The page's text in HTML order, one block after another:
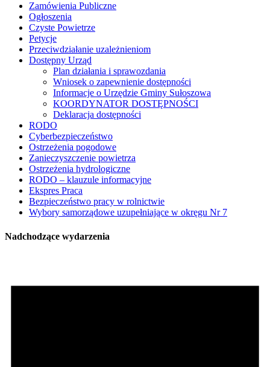
Zamówienia Publiczne
Ogłoszenia
Czyste Powietrze
Petycje
Przeciwdziałanie uzależnieniom
Dostępny Urząd
Plan działania i sprawozdania
Wniosek o zapewnienie dostępności
Informacje o Urzędzie Gminy Sułoszowa
KOORDYNATOR DOSTĘPNOŚCI
Deklaracja dostępności
RODO
Cyberbezpieczeństwo
Ostrzeżenia pogodowe
Zanieczyszczenie powietrza
Ostrzeżenia hydrologiczne
RODO – klauzule informacyjne
Ekspres Praca
Bezpieczeństwo pracy w rolnictwie
Wybory samorządowe uzupełniające w okręgu Nr 7
Nadchodzące wydarzenia